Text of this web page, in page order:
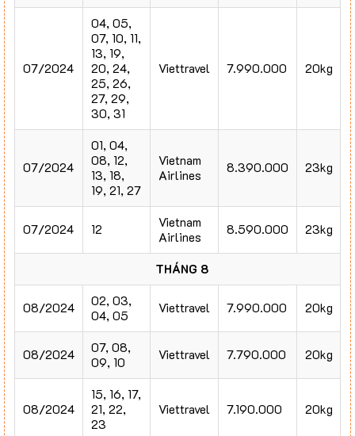
07/2024
04, 05,
07, 10, 11,
13, 19,
20, 24,
25, 26,
27, 29,
30, 31
Viettravel 7.990.000 20kg
07/2024
01, 04,
08, 12,
13, 18,
19, 21, 27
Vietnam
Airlines
8.390.000 23kg
07/2024 12
Vietnam
Airlines
8.590.000 23kg
THÁNG 8
08/2024
02, 03,
04, 05
Viettravel 7.990.000 20kg
08/2024
07, 08,
09, 10
Viettravel 7.790.000 20kg
08/2024
15, 16, 17,
21, 22,
23
Viettravel 7.190.000 20kg